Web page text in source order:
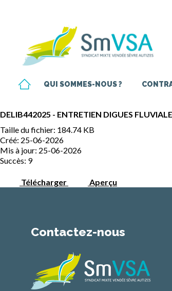
QUI SOMMES-NOUS ?
DELIB442025 - ENTRETIEN DIGUES
Taille du fichier: 184.74 KB
Créé: 25-06-2026
Mis à jour: 25-06-2026
Succès: 9
Télécharger Aperçu
Contactez-nous